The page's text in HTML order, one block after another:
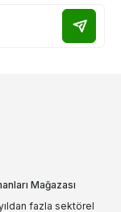
Mağazası
fazla sektörel